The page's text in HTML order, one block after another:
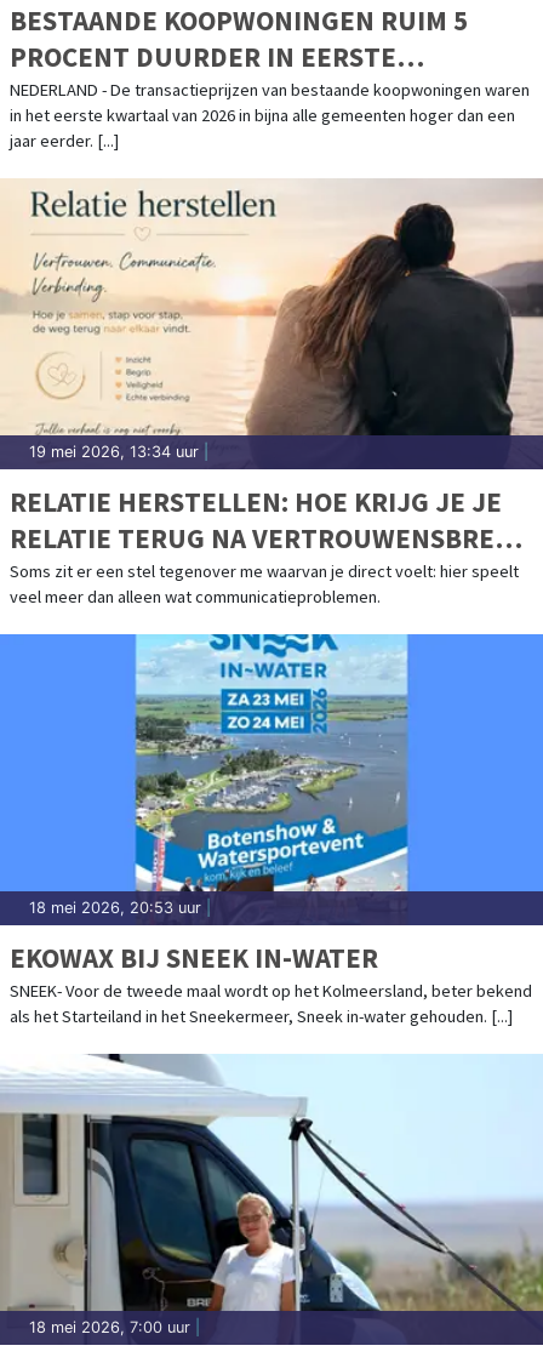
BESTAANDE KOOPWONINGEN RUIM 5
PROCENT DUURDER IN EERSTE
KWARTAAL
NEDERLAND - De transactieprijzen van bestaande koopwoningen waren
in het eerste kwartaal van 2026 in bijna alle gemeenten hoger dan een
jaar eerder. [...]
19 mei 2026, 13:34 uur
RELATIE HERSTELLEN: HOE KRIJG JE JE
RELATIE TERUG NA VERTROUWENSBREUK
EN AFSTAND?
Soms zit er een stel tegenover me waarvan je direct voelt: hier speelt
veel meer dan alleen wat communicatieproblemen.
18 mei 2026, 20:53 uur
EKOWAX BIJ SNEEK IN-WATER
SNEEK- Voor de tweede maal wordt op het Kolmeersland, beter bekend
als het Starteiland in het Sneekermeer, Sneek in-water gehouden. [...]
18 mei 2026, 7:00 uur